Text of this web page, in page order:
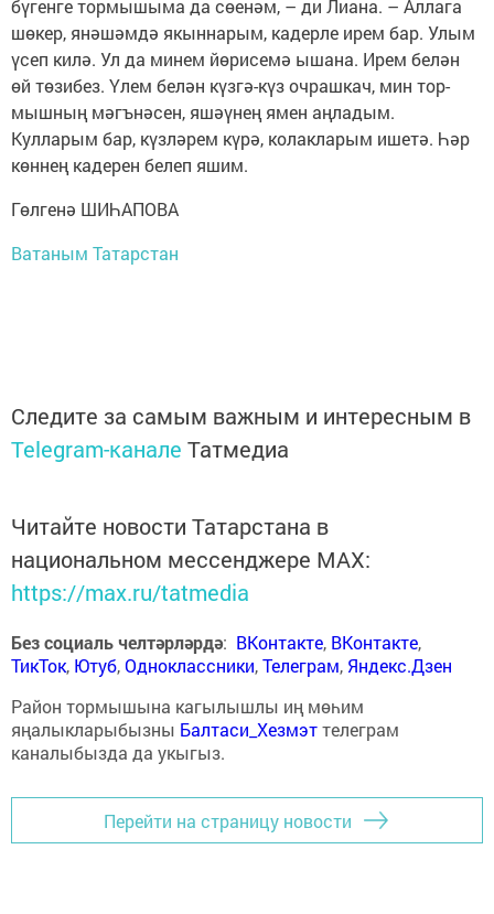
бүгенге тормышыма да сөенәм, – ди Лиана. – Аллага
шөкер, янә­шәм­дә якыннарым, кадерле ирем бар. Улым
үсеп килә. Ул да минем йөрисемә ышана. Ирем белән
өй төзибез. Үлем белән күзгә-күз очрашкач, мин тор­
мыш­ның мәгъ­нәсен, яшәүнең ямен аңладым.
Кулларым бар, күзләрем күрә, колакларым ишетә. Һәр
көннең кадерен белеп яшим.
Гөлгенә ШИҺАПОВА
Ватаным Татарстан
Следите за самым важным и интересным в
Telegram-канале Татмедиа
Читайте новости Татарстана в
национальном мессенджере MАХ:
https://max.ru/tatmedia
Без социаль челтәрләрдә: ВКонтакте, ВКонтакте,
ТикТок, Ютуб,Одноклассники,Телеграм, Яндекс.Дзен
Район тормышына кагылышлы иң мөһим
яңалыкларыбызны Балтаси_Хезмэттелеграм
каналыбызда да укыгыз.
Перейти на страницу новости